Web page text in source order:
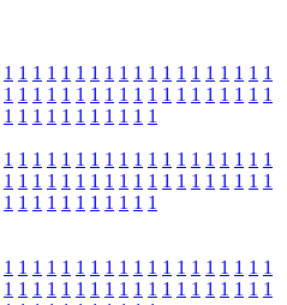
1 1 1 1 1 1 1 1 1 1 1 1 1 1 1 1 1 1 1
1 1 1 1 1 1 1 1 1 1 1 1 1 1 1 1 1 1 1
1 1 1 1 1 1 1 1 1 1 1
1 1 1 1 1 1 1 1 1 1 1 1 1 1 1 1 1 1 1
1 1 1 1 1 1 1 1 1 1 1 1 1 1 1 1 1 1 1
1 1 1 1 1 1 1 1 1 1 1
1 1 1 1 1 1 1 1 1 1 1 1 1 1 1 1 1 1 1
1 1 1 1 1 1 1 1 1 1 1 1 1 1 1 1 1 1 1